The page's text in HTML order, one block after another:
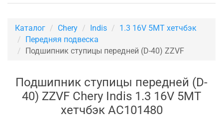
Каталог Chery Indis
1.3 16V 5MT хетчбэк
Передняя подвеска
Подшипник ступицы передней (D-40) ZZVF
Подшипник ступицы передней (D-
40) ZZVF Chery Indis 1.3 16V 5MT
хетчбэк AC101480